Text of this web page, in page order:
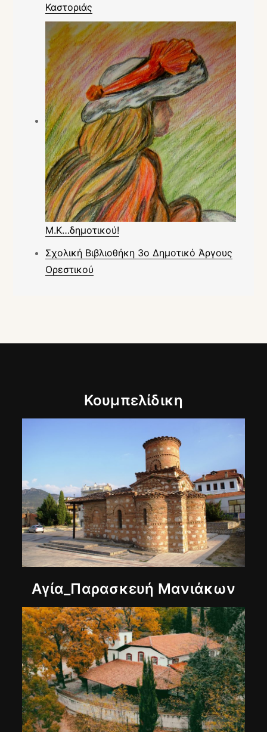
Καστοριάς
Μ.Κ…δημοτικού!
Σχολική Βιβλιοθήκη 3ο Δημοτικό Άργους
Ορεστικού
Κουμπελίδικη
Αγία_Παρασκευή Μανιάκων